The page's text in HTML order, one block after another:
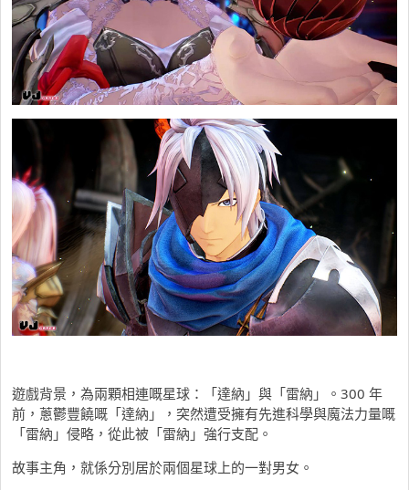
遊戲背景，為兩顆相連嘅星球：「達納」與「雷納」。300 年
前，蔥鬱豐饒嘅「達納」，突然遭受擁有先進科學與魔法力量嘅
「雷納」侵略，從此被「雷納」強行支配。
故事主角，就係分別居於兩個星球上的一對男女。